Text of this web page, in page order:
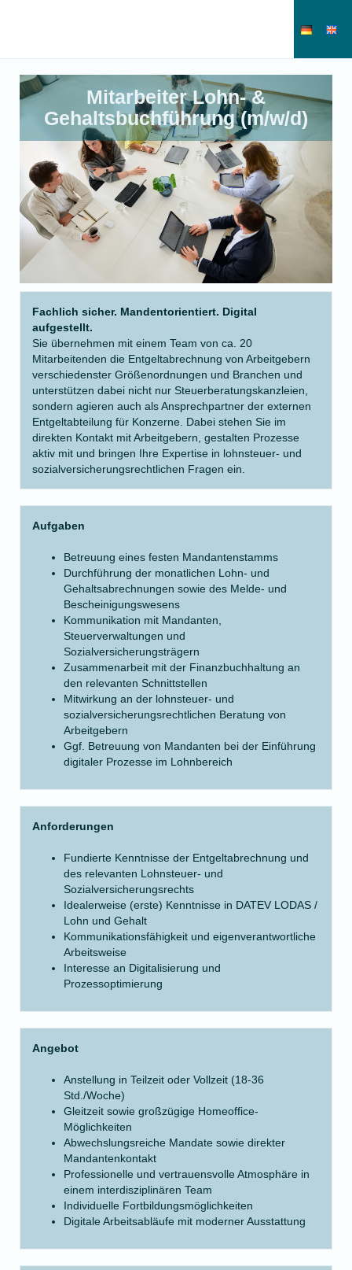
Mitarbeiter Lohn- &
Gehaltsbuchführung (m/w/d)
Fachlich sicher. Mandentorientiert. Digital
aufgestellt.
Sie übernehmen mit einem Team von ca. 20
Mitarbeitenden die Entgeltabrechnung von Arbeitgebern
verschiedenster Größenordnungen und Branchen und
unterstützen dabei nicht nur Steuerberatungskanzleien,
sondern agieren auch als Ansprechpartner der externen
Entgeltabteilung für Konzerne. Dabei stehen Sie im
direkten Kontakt mit Arbeitgebern, gestalten Prozesse
aktiv mit und bringen Ihre Expertise in lohnsteuer- und
sozialversicherungsrechtlichen Fragen ein.
Aufgaben
Betreuung eines festen Mandantenstamms
Durchführung der monatlichen Lohn- und
Gehaltsabrechnungen sowie des Melde- und
Bescheinigungswesens
Kommunikation mit Mandanten,
Steuerverwaltungen und
Sozialversicherungsträgern
Zusammenarbeit mit der Finanzbuchhaltung an
den relevanten Schnittstellen
Mitwirkung an der lohnsteuer- und
sozialversicherungsrechtlichen Beratung von
Arbeitgebern
Ggf. Betreuung von Mandanten bei der Einführung
digitaler Prozesse im Lohnbereich
Anforderungen
Fundierte Kenntnisse der Entgeltabrechnung und
des relevanten Lohnsteuer- und
Sozialversicherungsrechts
Idealerweise (erste) Kenntnisse in DATEV LODAS /
Lohn und Gehalt
Kommunikationsfähigkeit und eigenverantwortliche
Arbeitsweise
Interesse an Digitalisierung und
Prozessoptimierung
Angebot
Anstellung in Teilzeit oder Vollzeit (18-36
Std./Woche)
Gleitzeit sowie großzügige Homeoffice-
Möglichkeiten
Abwechslungsreiche Mandate sowie direkter
Mandantenkontakt
Professionelle und vertrauensvolle Atmosphäre in
einem interdisziplinären Team
Individuelle Fortbildungsmöglichkeiten
Digitale Arbeitsabläufe mit moderner Ausstattung